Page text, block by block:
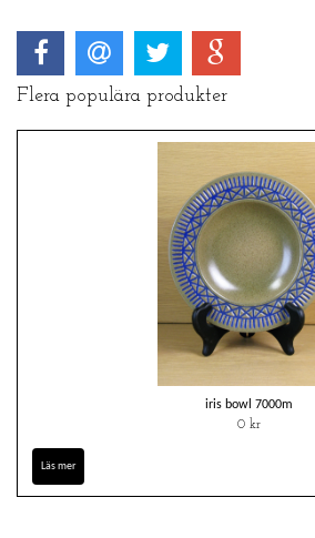
Flera populära produkter
iris bowl 7000m
0 kr
Läs mer